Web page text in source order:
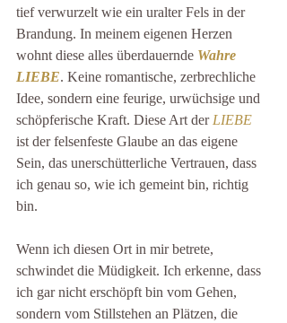
tief verwurzelt wie ein uralter Fels in der
Brandung. In meinem eigenen Herzen
wohnt diese alles überdauernde Wahre
LIEBE. Keine romantische, zerbrechliche
Idee, sondern eine feurige, urwüchsige und
schöpferische Kraft. Diese Art der LIEBE
ist der felsenfeste Glaube an das eigene
Sein, das unerschütterliche Vertrauen, dass
ich genau so, wie ich gemeint bin, richtig
bin.
Wenn ich diesen Ort in mir betrete,
schwindet die Müdigkeit. Ich erkenne, dass
ich gar nicht erschöpft bin vom Gehen,
sondern vom Stillstehen an Plätzen, die